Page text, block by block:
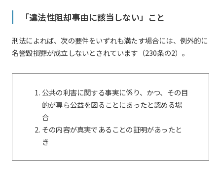
「違法性阻却事由に該当しない」こと
刑法によれば、次の要件をいずれも満たす場合には、例外的に
名誉毀損罪が成立しないとされています（230条の2）。
公共の利害に関する事実に係り、かつ、その目
的が専ら公益を図ることにあったと認める場
合
その内容が真実であることの証明があったと
き